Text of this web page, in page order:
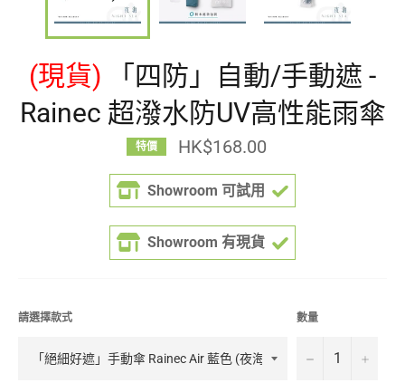
(現貨) 「四防」自動/手動遮 -
Rainec 超潑水防UV高性能雨傘
特價 HK$168.00
Showroom 可試用
Showroom 有現貨
請選擇款式 數量
− +